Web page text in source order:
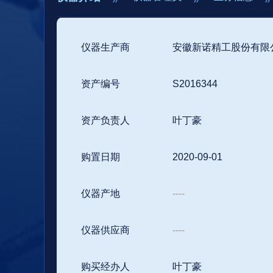
仪器生产商 安徽新诺精工股份有限
资产编号 S2016344
资产负责人 叶丁豪
购置日期 2020-09-01
仪器产地 ----
仪器供应商 ----
购买经办人 叶丁豪